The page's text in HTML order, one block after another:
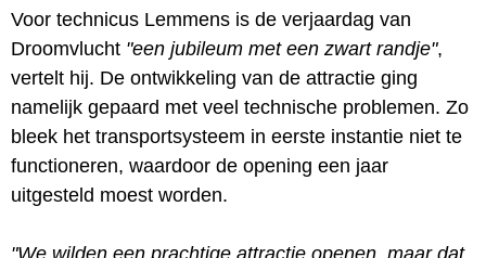
Voor technicus Lemmens is de verjaardag van
Droomvlucht "een jubileum met een zwart randje",
vertelt hij. De ontwikkeling van de attractie ging
namelijk gepaard met veel technische problemen. Zo
bleek het transportsysteem in eerste instantie niet te
functioneren, waardoor de opening een jaar
uitgesteld moest worden.
"We wilden een prachtige attractie openen, maar dat